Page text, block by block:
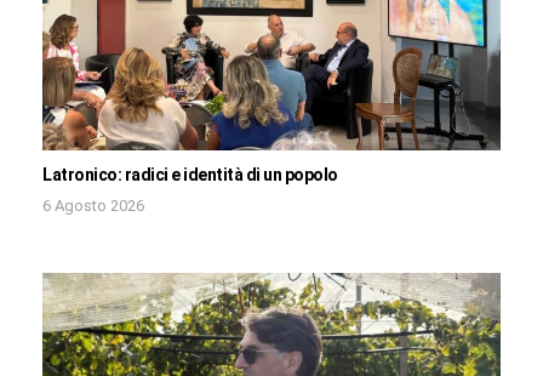
Latronico: radici e identità di un popolo
6 Agosto 2026